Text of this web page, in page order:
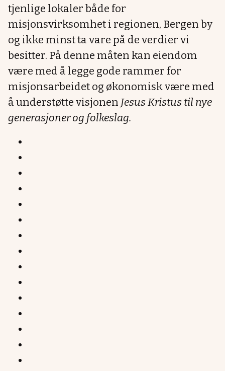
tjenlige lokaler både for
misjonsvirksomhet i regionen, Bergen by
og ikke minst ta vare på de verdier vi
besitter. På denne måten kan eiendom
være med å legge gode rammer for
misjonsarbeidet og økonomisk være med
å understøtte visjonen Jesus Kristus til nye
generasjoner og folkeslag.